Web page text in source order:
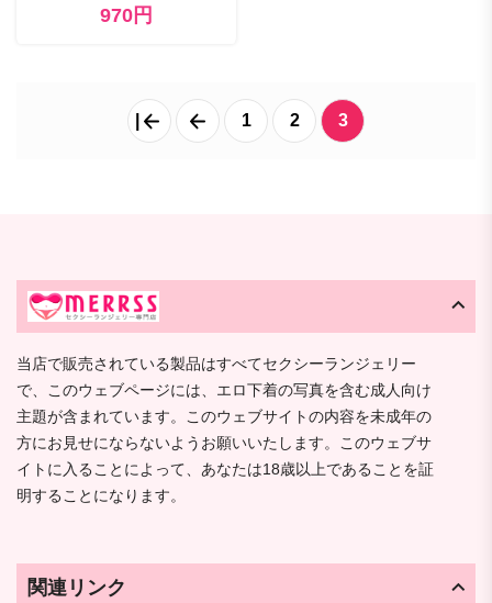
970円
1 2 3
当店で販売されている製品はすべてセクシーランジェリー
で、このウェブページには、エロ下着の写真を含む成人向け
主題が含まれています。このウェブサイトの内容を未成年の
方にお見せにならないようお願いいたします。このウェブサ
イトに入ることによって、あなたは18歳以上であることを証
明することになります。
関連リンク